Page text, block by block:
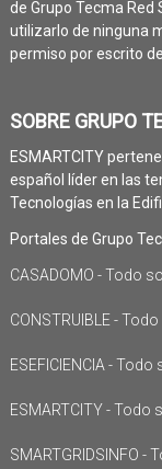
de Grupo Tecma Red
utilizarlo de ninguna
permiso por escrito de
SOBRE GRUPO
ESMARTCITY
español líder en las
Tecnologías en la
Portales de Grupo
CASADOMO - Todo
CONSTRUIBLE -
ESEFICIENCIA -
ESMARTCITY - Todo
SMARTGRIDSINFO -